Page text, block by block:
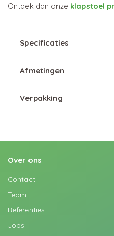
Ontdek dan onze klapstoel
Specificaties
Afmetingen
Verpakking
Over ons
Contact
Team
Referenties
Jobs